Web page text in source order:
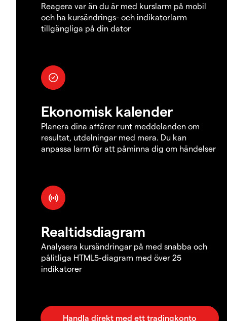
Reagera var än du är med kurslarm på mobil
och ha kursändrings- och indikatorlarm
tillgängliga på din dator
Ekonomisk kalender
Planera dina affärer runt meddelanden om
resultat, utdelningar med mera. Du kan
anpassa larm för att påminna dig om händelser
Realtidsdiagram
Analysera kursändringar på med snabba och
pålitliga HTML5-diagram med över 25
indikatorer